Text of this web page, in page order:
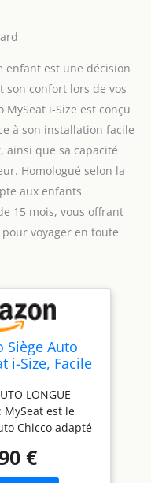
enfant est une décision
son confort lors de vos
MySeat i-Size est conçu
à son installation facile
ainsi que sa capacité
Homologué selon la
aux enfants
15 mois, vous offrant
voyager en toute
Siège Auto
i-Size, Facile
Isofix
Tether,
Réglable
LONGUE
MySeat est le
Chicco adapté
pratique,
et sûr pour
€